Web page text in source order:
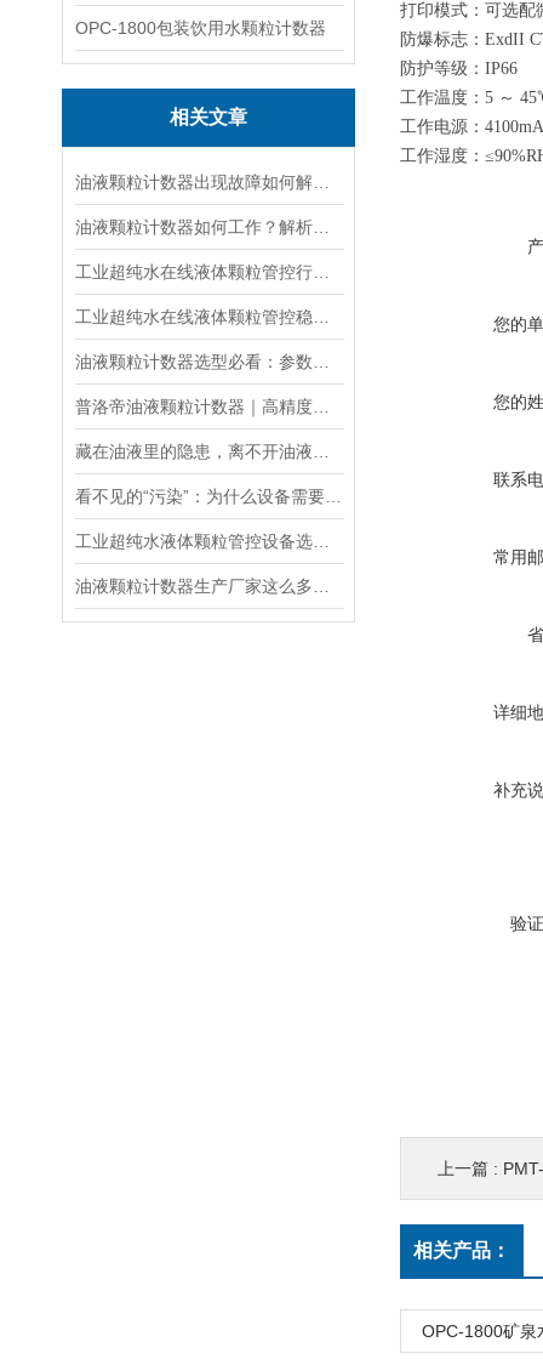
OPC-1800包装饮用水颗粒计数器
相关文章
打印模式：可选配
防爆标志：ExdII
防护等级：IP66
工作温度：5 ～
工作电源：41
工作湿度：
您的
您的
联系
常用
详细
补充
验
上一篇 :
相关产品：
OPC-1800矿泉